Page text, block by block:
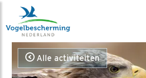
Alle activiteiten